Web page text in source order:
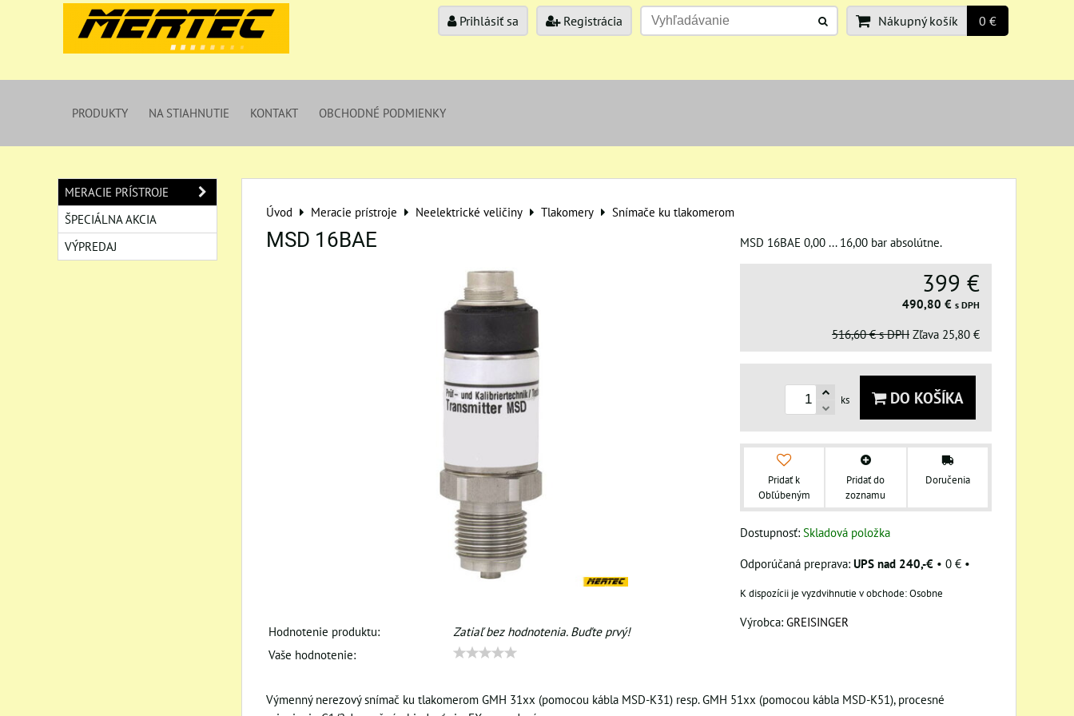
Prihlásiť sa Registrácia Nákupný košík 0 €
PRODUKTY NA STIAHNUTIE KONTAKT OBCHODNÉ PODMIENKY
Úvod Meracie prístroje Neelektrické veličiny Tlakomery Snímače ku tlakomerom
MSD 16BAE
Hodnotenie produktu:
Zatiaľ bez hodnotenia. Buďte prvý!
Vaše hodnotenie:
MSD 16BAE 0,00 ... 16,00 bar absolútne.
399 €
490,80 € s DPH
516,60 € s DPH Zľava 25,80 €
ks DO KOŠÍKA
Pridať k
Obľúbeným
Pridať do
zoznamu
Doručenia
Dostupnosť: Skladová položka
UPS nad 240,-€ • 0 € •
Osobne
Výrobca: GREISINGER
Výmenný nerezový snímač ku tlakomerom GMH 31xx (pomocou kábla MSD-K31) resp. GMH 51xx (pomocou kábla MSD-K51), procesné
MERACIE PRÍSTROJE
ŠPECIÁLNA AKCIA
VÝPREDAJ